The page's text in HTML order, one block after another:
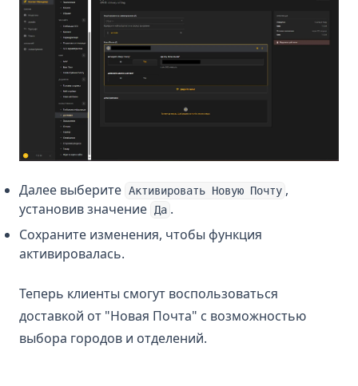
Далее выберите Активировать Новую Почту ,
установив значение
Да .
Сохраните изменения, чтобы функция
активировалась.
Теперь клиенты смогут воспользоваться
доставкой от "Новая Почта" с возможностью
выбора городов и отделений.